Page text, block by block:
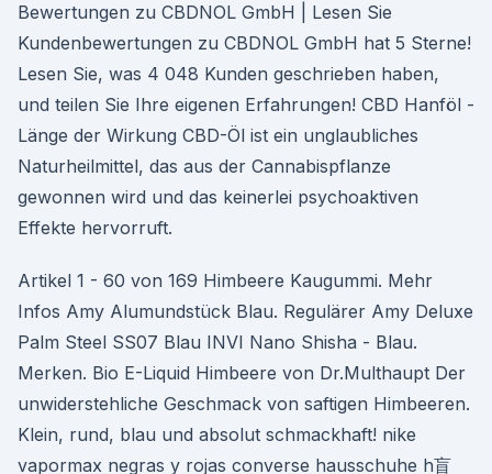
Bewertungen zu CBDNOL GmbH | Lesen Sie
Kundenbewertungen zu CBDNOL GmbH hat 5 Sterne!
Lesen Sie, was 4 048 Kunden geschrieben haben,
und teilen Sie Ihre eigenen Erfahrungen! CBD Hanföl -
Länge der Wirkung CBD-Öl ist ein unglaubliches
Naturheilmittel, das aus der Cannabispflanze
gewonnen wird und das keinerlei psychoaktiven
Effekte hervorruft.
Artikel 1 - 60 von 169 Himbeere Kaugummi. Mehr
Infos Amy Alumundstück Blau. Regulärer Amy Deluxe
Palm Steel SS07 Blau INVI Nano Shisha - Blau.
Merken. Bio E-Liquid Himbeere von Dr.Multhaupt Der
unwiderstehliche Geschmack von saftigen Himbeeren.
Klein, rund, blau und absolut schmackhaft! nike
vapormax negras y rojas converse hausschuhe h盲